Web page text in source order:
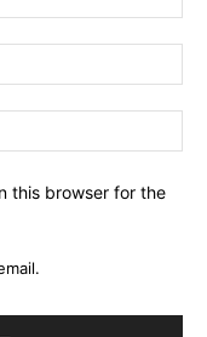
this browser for the